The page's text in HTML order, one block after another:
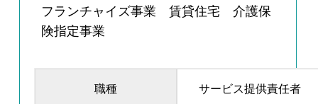
フランチャイズ事業 賃貸住宅 介護保
険指定事業
職種 サービス提供責任者